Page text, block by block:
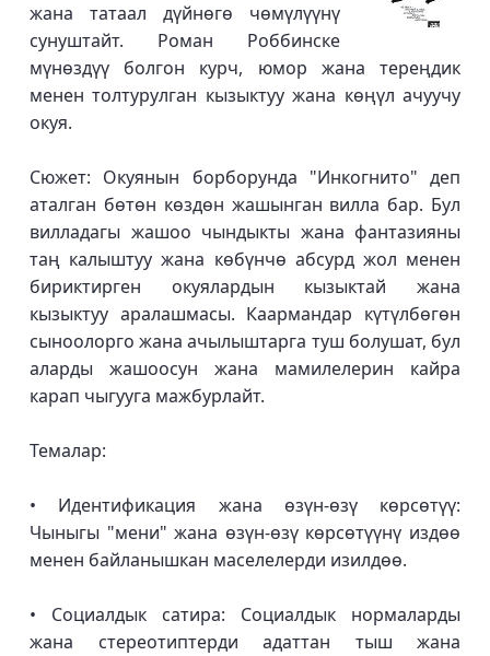
жана татаал дүйнөгө чөмүлүүнү
сунуштайт. Роман Роббинске
мүнөздүү болгон курч, юмор жана тереңдик
менен толтурулган кызыктуу жана көңүл ачуучу
окуя.
Сюжет: Окуянын борборунда "Инкогнито" деп
аталган бөтөн көздөн жашынган вилла бар. Бул
вилладагы жашоо чындыкты жана фантазияны
таң калыштуу жана көбүнчө абсурд жол менен
бириктирген окуялардын кызыктай жана
кызыктуу аралашмасы. Каармандар күтүлбөгөн
сыноолорго жана ачылыштарга туш болушат, бул
аларды жашоосун жана мамилелерин кайра
карап чыгууга мажбурлайт.
Темалар:
• Идентификация жана өзүн-өзү көрсөтүү:
Чыныгы "мени" жана өзүн-өзү көрсөтүүнү издөө
менен байланышкан маселелерди изилдөө.
• Социалдык сатира: Социалдык нормаларды
жана стереотиптерди адаттан тыш жана